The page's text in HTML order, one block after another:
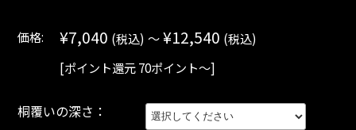
価格: ¥7,040 (税込) ～ ¥12,540 (税込)
[ポイント還元 70ポイント～]
桐覆いの深さ：